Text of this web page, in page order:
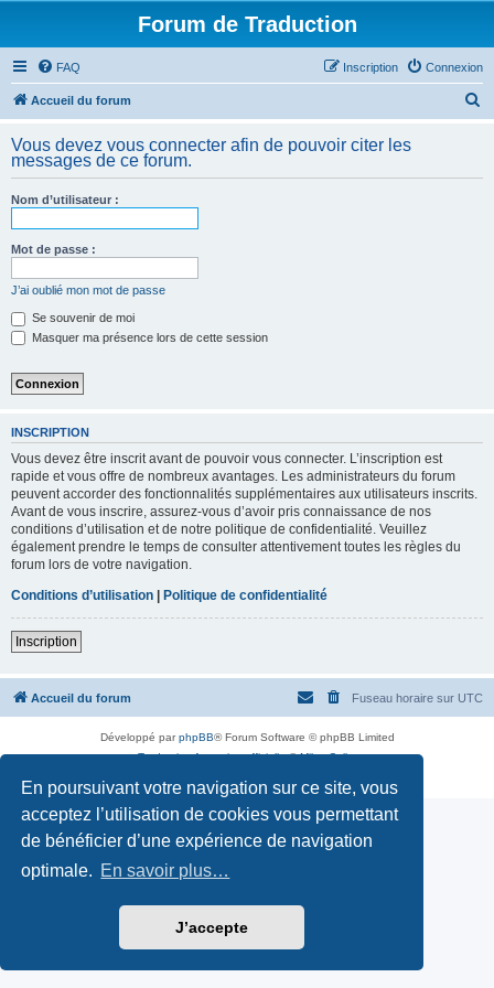
En poursuivant votre navigation sur ce site, vous
acceptez l’utilisation de cookies vous permettant
de bénéficier d’une expérience de navigation
optimale. En savoir plus…
J’accepte
Forum de Traduction
FAQ Connexion
Inscription
Accueil du forum
h
Vous devez vous connecter afin de pouvoir citer les
messages de ce forum.
Nom d’utilisateur :
Mot de passe :
J’ai oublié mon mot de passe
Se souvenir de moi
Masquer ma présence lors de cette session
INSCRIPTION
Vous devez être inscrit avant de pouvoir vous connecter. L’inscription est
rapide et vous offre de nombreux avantages. Les administrateurs du forum
peuvent accorder des fonctionnalités supplémentaires aux utilisateurs inscrits.
Avant de vous inscrire, assurez-vous d’avoir pris connaissance de nos
conditions d’utilisation et de notre politique de confidentialité. Veuillez
également prendre le temps de consulter attentivement toutes les règles du
forum lors de votre navigation.
Conditions d’utilisation | Politique de confidentialité
Inscription
Accueil du forum Fuseau horaire sur UTC
Développé parphpBB® Forum Software © phpBB Limited
Traduction française officielle©Miles Cellar